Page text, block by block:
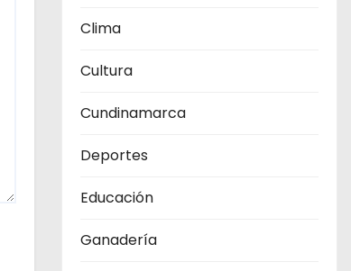
Clima
Cultura
Cundinamarca
Deportes
Educación
Ganadería